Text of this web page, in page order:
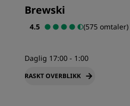
Brewski
4.5 (575 omtaler)
Daglig 17:00 - 1:00
RASKT OVERBLIKK